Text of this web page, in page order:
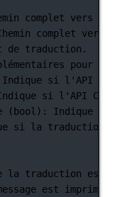
complet vers le
complet
traduction.
pour la
Indique si l'API
si l'API
(bool): Indique si
si la traduction
la traduction est
est